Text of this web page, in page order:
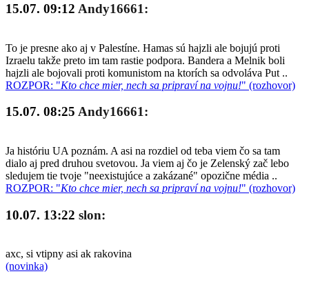
15.07. 09:12 Andy16661:
To je presne ako aj v Palestíne. Hamas sú hajzli ale bojujú proti
Izraelu takže preto im tam rastie podpora. Bandera a Melnik boli
hajzli ale bojovali proti komunistom na ktorích sa odvoláva Put ..
ROZPOR: "Kto chce mier, nech sa pripraví na vojnu!" (rozhovor)
15.07. 08:25 Andy16661:
Ja históriu UA poznám. A asi na rozdiel od teba viem čo sa tam
dialo aj pred druhou svetovou. Ja viem aj čo je Zelenský zač lebo
sledujem tie tvoje "neexistujúce a zakázané" opozične média ..
ROZPOR: "Kto chce mier, nech sa pripraví na vojnu!" (rozhovor)
10.07. 13:22 slon:
axc, si vtipny asi ak rakovina
(novinka)